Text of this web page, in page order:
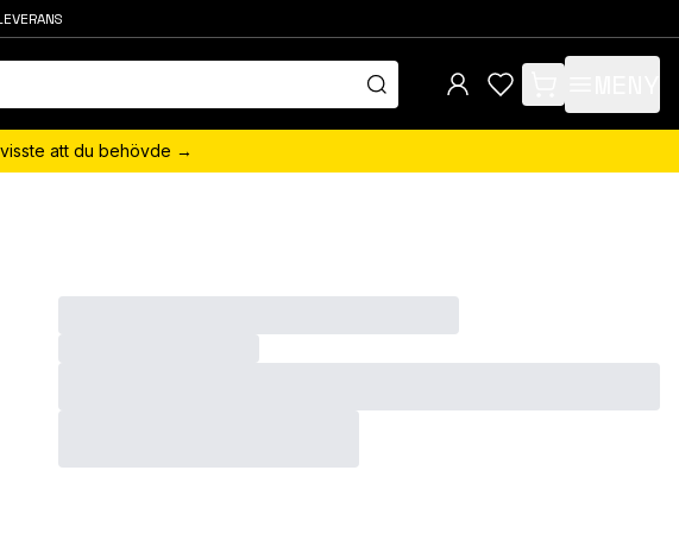
items in cart, view
att du behövde →